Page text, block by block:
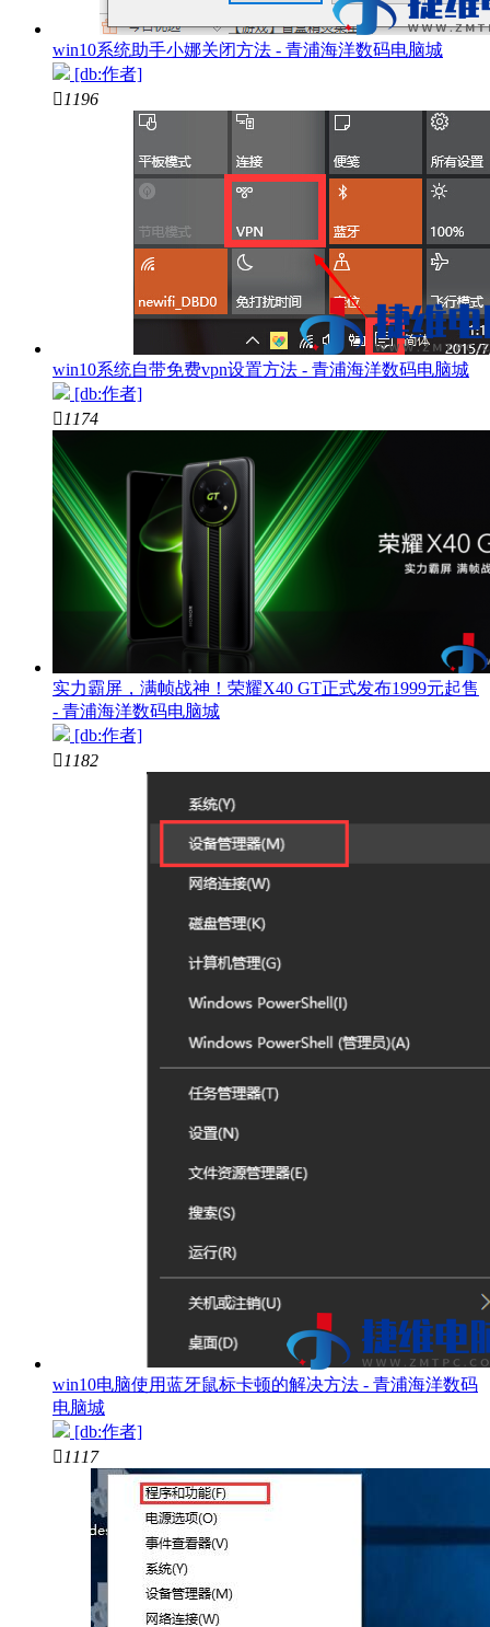
win10系统助手小娜关闭方法 - 青浦海洋数码电脑城
[db:作者]
 1196
win10系统自带免费vpn设置方法 - 青浦海洋数码电脑城
[db:作者]
 1174
实力霸屏，满帧战神！荣耀X40 GT正式发布1999元起售
- 青浦海洋数码电脑城
[db:作者]
 1182
win10电脑使用蓝牙鼠标卡顿的解决方法 - 青浦海洋数码
电脑城
[db:作者]
 1117